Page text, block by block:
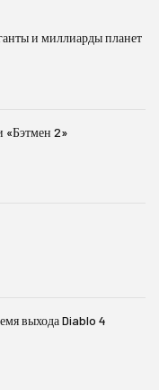
и миллиарды планет
«Бэтмен 2»
выхода Diablo 4